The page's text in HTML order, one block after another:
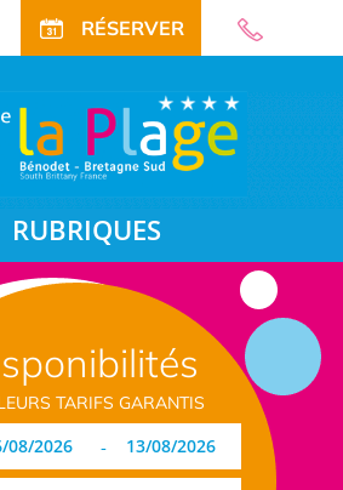
RÉSERVER
RUBRIQUES
TARIFS GARANTIS
-